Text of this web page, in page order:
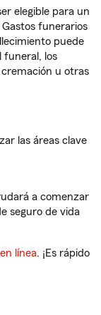
elegible para un
funerarios
puede
funeral, los
u otras
las áreas clave
a comenzar
seguro de vida
línea. ¡Es rápido